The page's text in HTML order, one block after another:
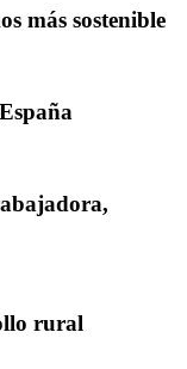
más sostenible
rural